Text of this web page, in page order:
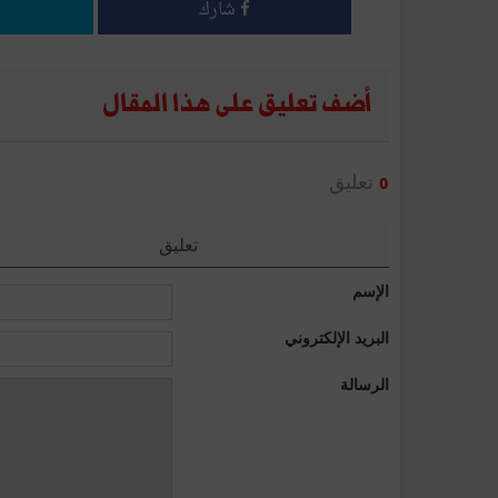
شارك
أضف تعليق على هذا المقال
0 تعليق
تعليق
الإسم
البريد الإلكتروني
الرسالة